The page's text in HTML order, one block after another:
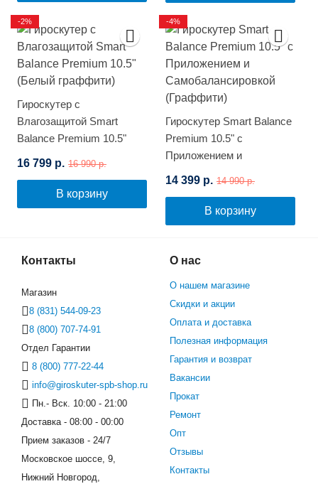
Гироскутер с
Влагозащитой Smart
Balance Premium 10.5"
16 799 р. 16 990 р.
В корзину
-2%
Гироскутер Smart Balance
Premium 10.5" с
Приложением и
(Граффити)
14 399 р. 14 990 р.
В корзину
-4%
Контакты
Магазин
8 (831) 544-09-23
8 (800) 707-74-91
Отдел Гарантии
8 (800) 777-22-44
info@giroskuter-spb-shop.ru
Пн.- Вск. 10:00 - 21:00
Доставка - 08:00 - 00:00
Прием заказов - 24/7
Московское шоссе, 9,
Нижний Новгород,
О нас
О нашем магазине
Скидки и акции
Оплата и доставка
Полезная информация
Гарантия и возврат
Вакансии
Прокат
Ремонт
Опт
Отзывы
Контакты